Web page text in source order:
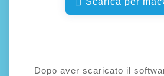
Dopo aver scaricato il